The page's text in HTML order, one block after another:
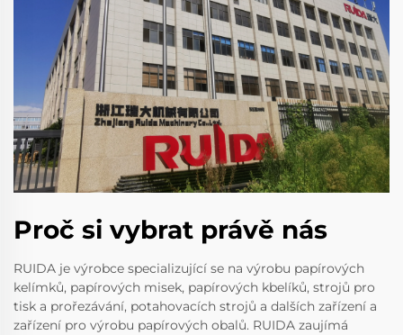
Proč si vybrat právě nás
RUIDA je výrobce specializující se na výrobu papírových
kelímků, papírových misek, papírových kbelíků, strojů pro
tisk a prořezávání, potahovacích strojů a dalších zařízení a
zařízení pro výrobu papírových obalů. RUIDA zaujímá